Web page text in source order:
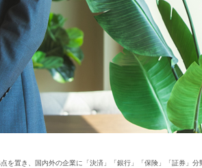
置き、国内外の企業に「決済」「銀行」「保険」「証券」